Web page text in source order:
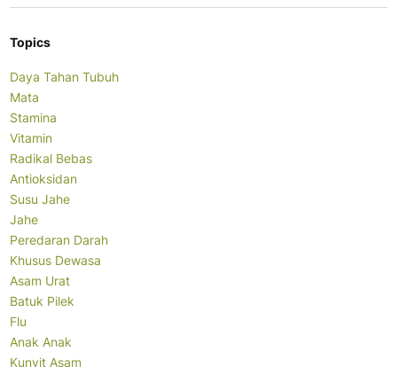
Topics
Daya Tahan Tubuh
Mata
Stamina
Vitamin
Radikal Bebas
Antioksidan
Susu Jahe
Jahe
Peredaran Darah
Khusus Dewasa
Asam Urat
Batuk Pilek
Flu
Anak Anak
Kunyit Asam